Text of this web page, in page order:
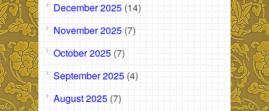
December 2025 (14)
November 2025 (7)
October 2025 (7)
September 2025 (4)
August 2025 (7)